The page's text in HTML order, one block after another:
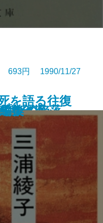
ルの陥落
［全］
れば海
693円 1990/11/27
後
を語る往復
集